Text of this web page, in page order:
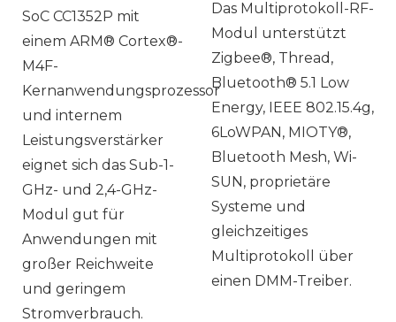
SoC CC1352P mit
einem ARM® Cortex®-
M4F-
Kernanwendungsprozessor
und internem
Leistungsverstärker
eignet sich das Sub-1-
GHz- und 2,4-GHz-
Modul gut für
Anwendungen mit
großer Reichweite
und geringem
Stromverbrauch.
Das Multiprotokoll-RF-
Modul unterstützt
Zigbee®, Thread,
Bluetooth® 5.1 Low
Energy, IEEE 802.15.4g,
6LoWPAN, MIOTY®,
Bluetooth Mesh, Wi-
SUN, proprietäre
Systeme und
gleichzeitiges
Multiprotokoll über
einen DMM-Treiber.